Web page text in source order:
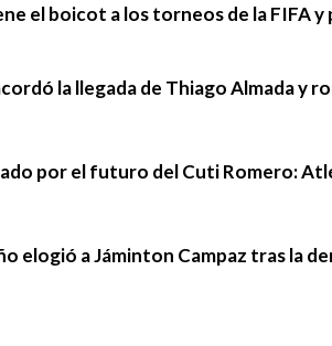
el boicot a los torneos de la FIFA
la llegada de Thiago Almada y
por el futuro del Cuti Romero:
elogió a Jáminton Campaz tras la